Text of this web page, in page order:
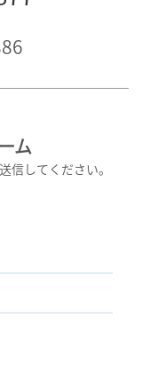
ム
信してください。